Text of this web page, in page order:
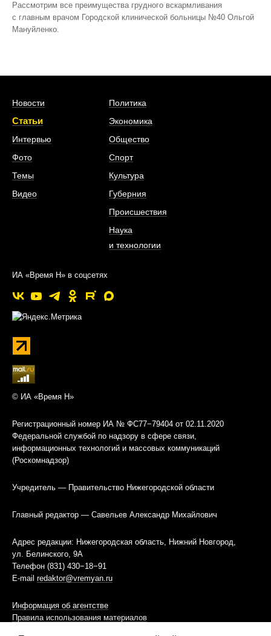
Рассмотрим все преимущества грудного вскармливания
с главным врачом Городской клинической больницы №40 Ольгой
Мануйленко.
Новости
Статьи
Интервью
Фото
Темы
Видео
Политика
Экономика
Общество
Спорт
Культура
Губерния
Происшествия
Наука
и технологии
ИА «Время Н» в соцсетях
© ИА «Время Н»
Регистрационный номер ИА № ФС77−79404 от 02.11.2020
Федеральной службой по надзору в сфере связи,
информационных технологий и массовых коммуникаций
(Роскомнадзор)
Учредитель — Правительство Нижегородской области
Главный редактор — Савельев Александр Михайлович
Адрес редакции: Нижегородская область, Нижний Новгород,
ул. Белинского, 9А
Телефон (831) 430−18−91
E-mail redaktor@vremyan.ru
Информация об агентстве
Правила использования материалов